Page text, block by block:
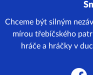
Chceme být silným
mírou třebíčského
hráče a hráčky v